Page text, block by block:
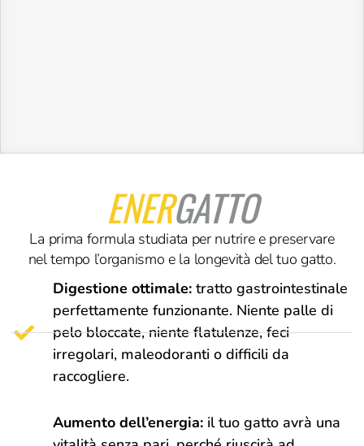
ENERGATTO
La prima formula studiata per nutrire e preservare
nel tempo l’organismo e la longevità del tuo gatto.
Digestione ottimale: tratto gastrointestinale
perfettamente funzionante. Niente palle di
pelo bloccate, niente flatulenze, feci
irregolari, maleodoranti o difficili da
raccogliere.
Aumento dell’energia: il tuo gatto avrà una